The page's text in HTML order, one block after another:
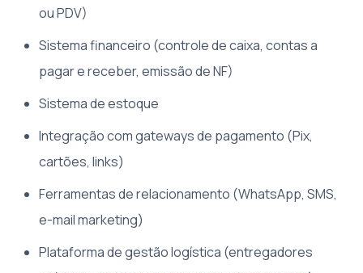
ou PDV)
Sistema financeiro (controle de caixa, contas a
pagar e receber, emissão de NF)
Sistema de estoque
Integração com gateways de pagamento (Pix,
cartões, links)
Ferramentas de relacionamento (WhatsApp, SMS,
e-mail marketing)
Plataforma de gestão logística (entregadores